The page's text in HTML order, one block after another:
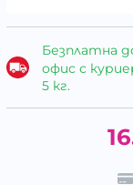
Безплатна
офис с
5 кг.